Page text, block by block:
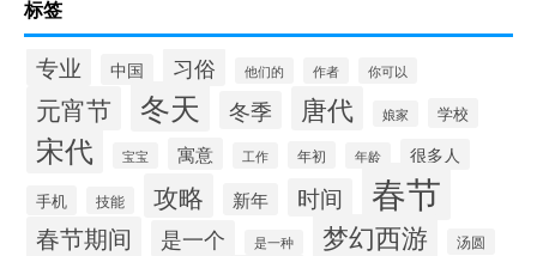
标签
专业 中国 习俗 他们的 作者 你可以
元宵节 冬天 冬季 唐代 娘家 学校
宋代 宝宝 寓意 工作 年初 年龄 很多人
手机 技能 攻略 新年 时间 春节
春节期间 是一个 是一种 梦幻西游 汤圆